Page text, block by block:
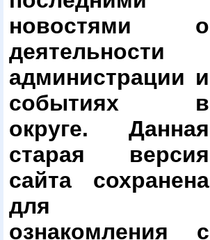
новостями о
деятельности
администрации и
событиях в
округе. Данная
старая версия
сайта сохранена
для
ознакомления с